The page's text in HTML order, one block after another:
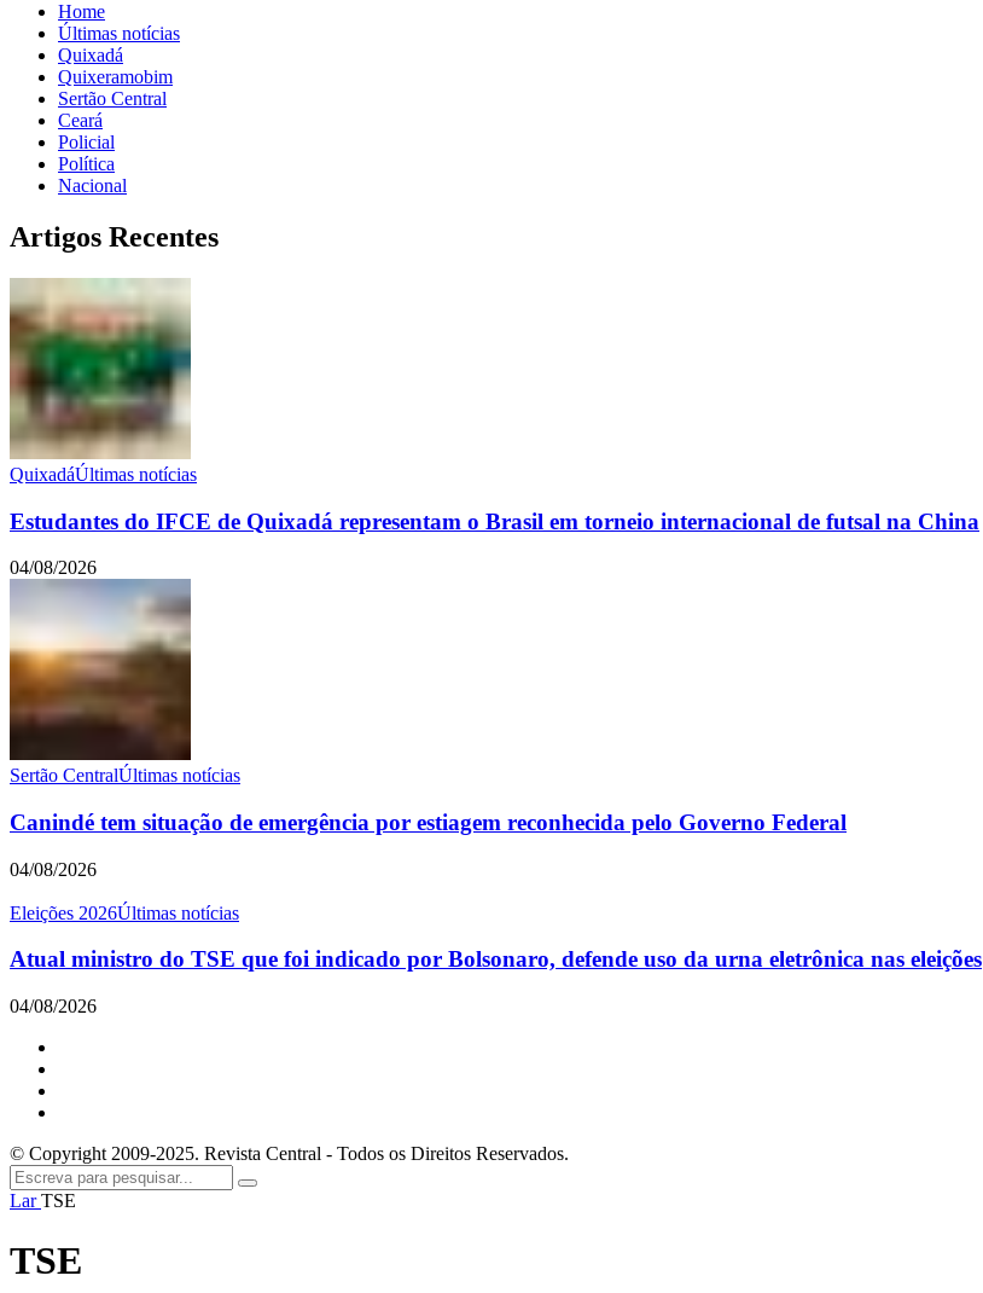
Home
Últimas notícias
Quixadá
Quixeramobim
Sertão Central
Ceará
Policial
Política
Nacional
Artigos Recentes
QuixadáÚltimas notícias
Estudantes do IFCE de Quixadá representam o Brasil em torneio internacional de futsal na China
04/08/2026
Sertão CentralÚltimas notícias
Canindé tem situação de emergência por estiagem reconhecida pelo Governo Federal
04/08/2026
Eleições 2026Últimas notícias
Atual ministro do TSE que foi indicado por Bolsonaro, defende uso da urna eletrônica nas eleições
04/08/2026
© Copyright 2009-2025. Revista Central - Todos os Direitos Reservados.
LarTSE
TSE